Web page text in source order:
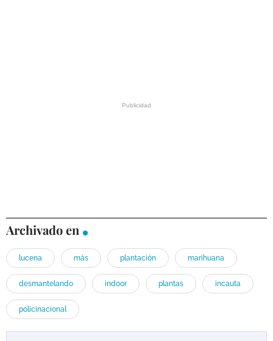
Archivado en
lucena más plantación marihuana
desmantelando indoor plantas incauta
policinacional